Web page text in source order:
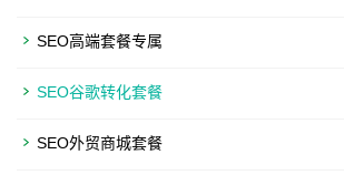
SEO高端套餐专属
SEO谷歌转化套餐
SEO外贸商城套餐